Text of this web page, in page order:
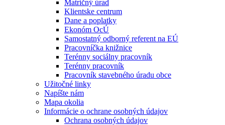
Matričný úrad
Klientske centrum
Dane a poplatky
Ekonóm OcÚ
Samostatný odborný referent na EÚ
Pracovníčka knižnice
Terénny sociálny pracovník
Terénny pracovník
Pracovník stavebného úradu obce
Užitočné linky
Napíšte nám
Mapa okolia
Informácie o ochrane osobných údajov
Ochrana osobných údajov